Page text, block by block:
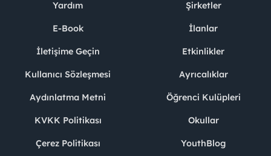
Yardım
E-Book
İletişime Geçin
Kullanıcı Sözleşmesi
Aydınlatma Metni
KVKK Politikası
Çerez Politikası
Şirketler
İlanlar
Etkinlikler
Ayrıcalıklar
Öğrenci Kulüpleri
Okullar
YouthBlog